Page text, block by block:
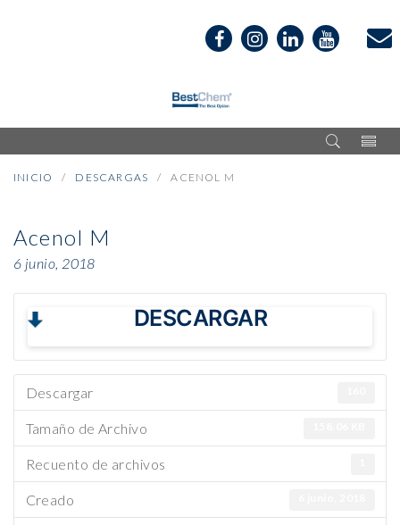
INICIO DESCARGAS ACENOL M
Acenol M
6 junio, 2018
DESCARGAR
Descargar
Tamaño de Archivo
Recuento de archivos
Creado